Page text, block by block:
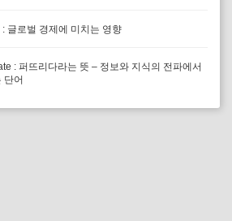
: 글로벌 경제에 미치는 영향
: 퍼뜨리다라는 뜻 – 정보와 지식의 전파에서
단어